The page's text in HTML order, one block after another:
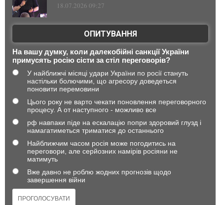
18.07.2026 09:27
ОПИТУВАННЯ
На вашу думку, коли далекобійні санкції України
примусять росію сісти за стіл переговорів?
У найближчі місяці удари України по росії стануть
настільки болючими, що агресору доведеться
поновити перемовини
Цього року не варто чекати поновлення переговорного
процесу. А от наступного - можливо все
рф навпаки піде на ескалацію попри здоровий глузд і
намагатиметься триматися до останнього
Найближчим часом росія може погодитись на
переговори, але серйозних намірів росіяни не
матимуть
Вже давно не роблю жодних прогнозів щодо
завершення війни